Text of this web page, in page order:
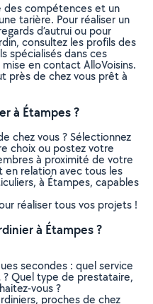
des compétences et un
tarière. Pour réaliser un
d’autrui ou pour
consultez les profils des
spécialisés dans ces
en contact AlloVoisins.
près de chez vous prêt à
à Étampes ?
chez vous ? Sélectionnez
choix ou postez votre
à proximité de votre
en relation avec tous les
à Étampes, capables
réaliser tous vos projets !
à Étampes ?
secondes : quel service
? Quel type de prestataire,
vous ?
proches de chez